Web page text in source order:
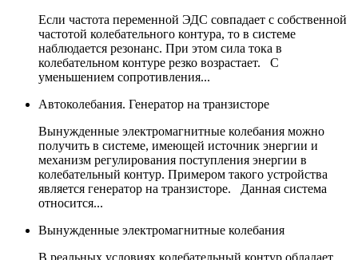
Если частота переменной ЭДС совпадает с собственной
частотой колебательного контура, то в системе
наблюдается резонанс. При этом сила тока в
колебательном контуре резко возрастает. С
уменьшением сопротивления...
Автоколебания. Генератор на транзисторе
Вынужденные электромагнитные колебания можно
получить в системе, имеющей источник энергии и
механизм регулирования поступления энергии в
колебательный контур. Примером такого устройства
является генератор на транзисторе. Данная система
относится...
Вынужденные электромагнитные колебания
В реальных условиях колебательный контур обладает